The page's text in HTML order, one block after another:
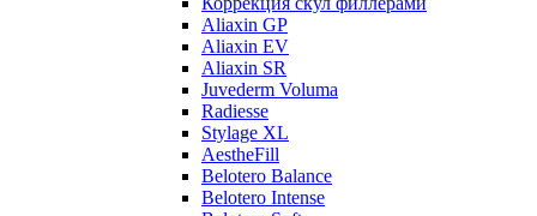
Aliaxin GP
Aliaxin EV
Aliaxin SR
Juvederm Voluma
Radiesse
Stylage XL
AestheFill
Belotero Balance
Belotero Intense